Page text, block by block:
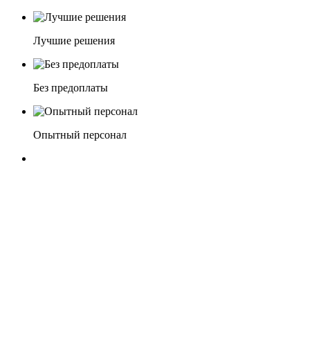
Лучшие решения
Без предоплаты
Опытный персонал